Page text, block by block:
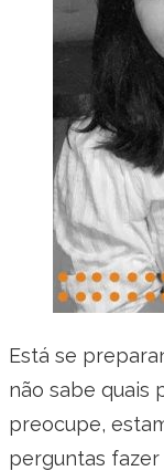
Está se
não sabe quais
preocupe,
perguntas